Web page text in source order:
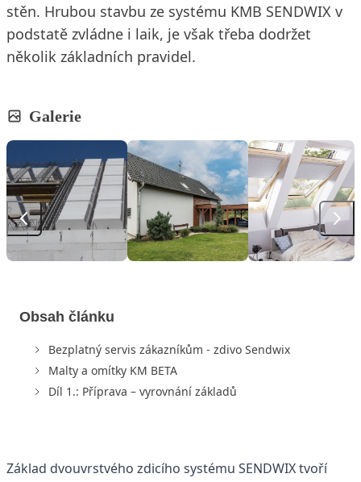
stěn. Hrubou stavbu ze systému KMB SENDWIX v
podstatě zvládne i laik, je však třeba dodržet
několik základních pravidel.
Galerie
Obsah článku
Bezplatný servis zákazníkům - zdivo Sendwix
Malty a omítky KM BETA
Díl 1.: Příprava – vyrovnání základů
Základ dvouvrstvého zdicího systému SENDWIX tvoří